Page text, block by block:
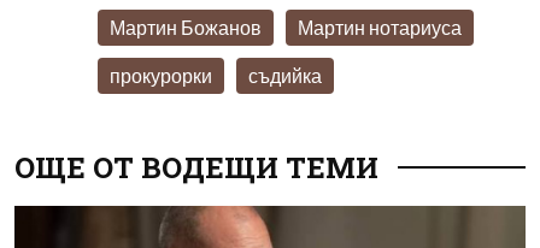
Мартин Божанов Мартин нотариуса
прокурорки съдийка
ОЩЕ ОТ ВОДЕЩИ ТЕМИ